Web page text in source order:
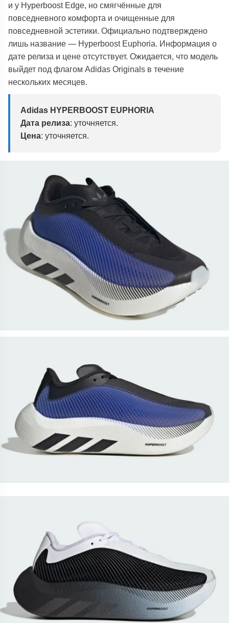
и у Hyperboost Edge, но смягчённые для
повседневного комфорта и очищенные для
повседневной эстетики.Официально подтверждено
лишь название — Hyperboost Euphoria. Информация о
дате релиза и цене отсутствует. Ожидается, что модель
выйдет под флагом Adidas Originals в течение
нескольких месяцев.
Adidas HYPERBOOST EUPHORIA
Дата релиза: уточняется.
Цена: уточняется.